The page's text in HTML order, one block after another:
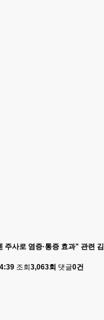
주사로 염증·통증 효과" 관련
조회 3,063회 댓글0건